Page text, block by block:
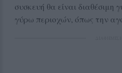
συσκευή θα είναι διαθέσιμη
γύρω περιοχών, όπως την